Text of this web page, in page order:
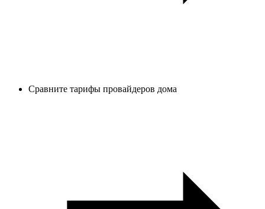
Сравните тарифы провайдеров дома